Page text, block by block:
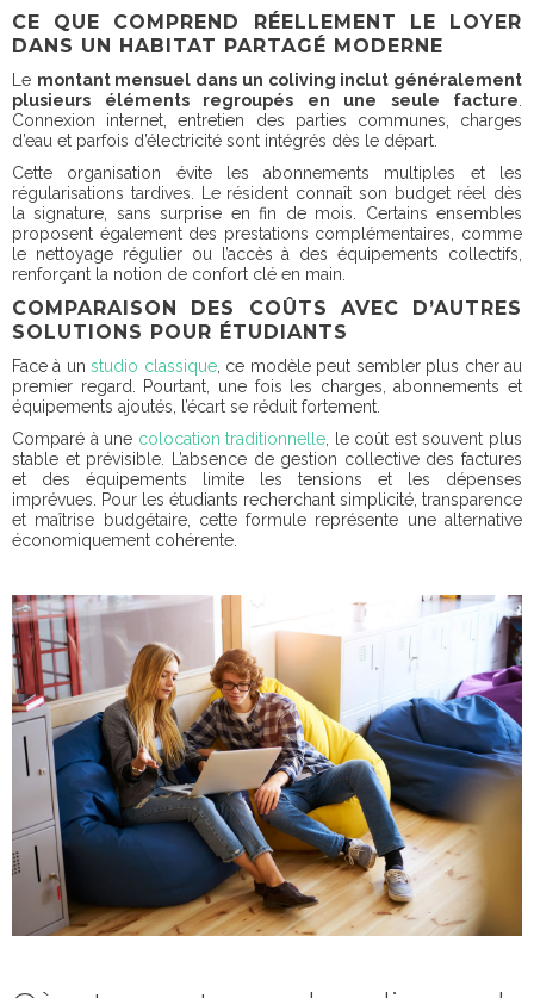
CE QUE COMPREND RÉELLEMENT LE LOYER
DANS UN HABITAT PARTAGÉ MODERNE
Le montant mensuel dans un coliving inclut généralement
plusieurs éléments regroupés en une seule facture.
Connexion internet, entretien des parties communes, charges
d’eau et parfois d’électricité sont intégrés dès le départ.
Cette organisation évite les abonnements multiples et les
régularisations tardives. Le résident connaît son budget réel dès
la signature, sans surprise en fin de mois. Certains ensembles
proposent également des prestations complémentaires, comme
le nettoyage régulier ou l’accès à des équipements collectifs,
renforçant la notion de confort clé en main.
COMPARAISON DES COÛTS AVEC D’AUTRES
SOLUTIONS POUR ÉTUDIANTS
Face à unstudio classique, ce modèle peut sembler plus cher au
premier regard. Pourtant, une fois les charges, abonnements et
équipements ajoutés, l’écart se réduit fortement.
Comparé à une colocation traditionnelle, le coût est souvent plus
stable et prévisible. L’absence de gestion collective des factures
et des équipements limite les tensions et les dépenses
imprévues. Pour les étudiants recherchant simplicité, transparence
et maîtrise budgétaire, cette formule représente une alternative
économiquement cohérente.